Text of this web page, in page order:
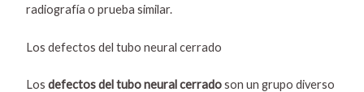
radiografía o prueba similar.
Los defectos del tubo neural cerrado
Los defectos del tubo neural cerradoson un grupo diverso